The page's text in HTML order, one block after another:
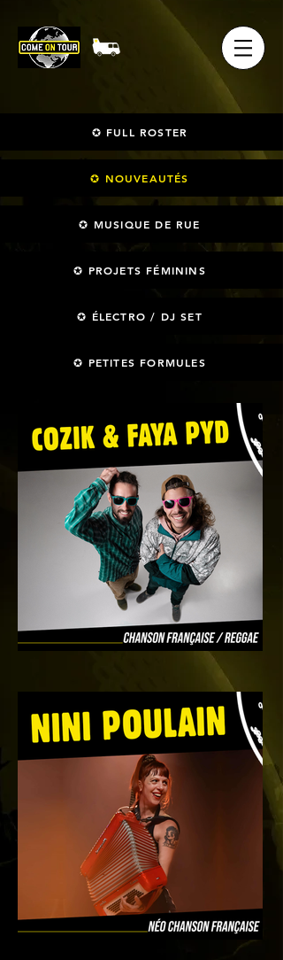
✪ FULL ROSTER
✪ NOUVEAUTÉS
✪ MUSIQUE DE RUE
✪ PROJETS FÉMININS
✪ ÉLECTRO / DJ SET
✪ PETITES FORMULES